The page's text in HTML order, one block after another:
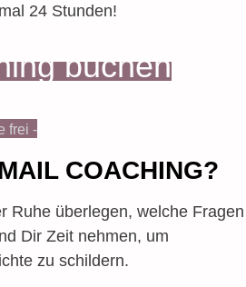
24 Stunden!
buchen
frei -
COACHING?
Ruhe überlegen, welche Fragen
Dir Zeit nehmen, um
zu schildern.